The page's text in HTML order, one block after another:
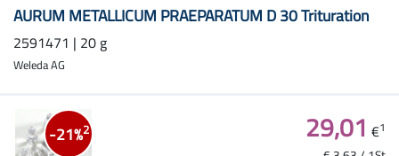
AURUM METALLICUM PRAEPARATUM D 30 Trituration
2591471 | 20 g
Weleda AG
-21%2 29,01 €1